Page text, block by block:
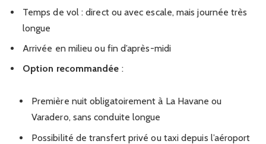
Temps de vol : direct ou avec escale, mais journée très
longue
Arrivée en milieu ou fin d’après-midi
Option recommandée :
Première nuit obligatoirement à La Havane ou
Varadero, sans conduite longue
Possibilité de transfert privé ou taxi depuis l’aéroport